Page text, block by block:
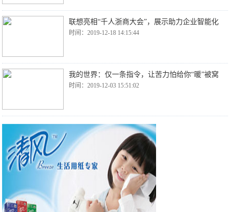
联想亮相“千人浙商大会”，展示助力企业智能化
时间：2019-12-18 14:15:44
我的世界：仅一条指令，让苦力怕给你“暖”被窝
时间：2019-12-03 15:51:02